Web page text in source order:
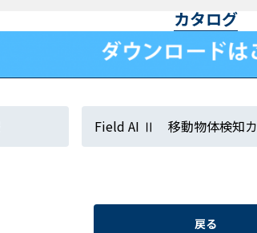
カタログ
Field AI Ⅱ 移動物体検知
戻る